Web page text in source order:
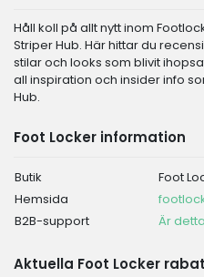
Håll koll på allt nytt inom
Striper Hub. Här hittar du
stilar och looks som blivit
all inspiration och insider info
Hub.
Foot Locker information
Butik
Foot
Hemsida
B2B-support
Är
Aktuella Foot Locker